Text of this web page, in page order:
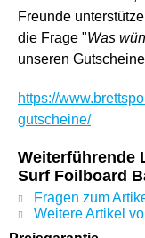
Freunde
die Frage "Was
unseren
https://
gutscheine/
Weiterführende
Surf Foilboard
Fragen zum
Weitere Artikel